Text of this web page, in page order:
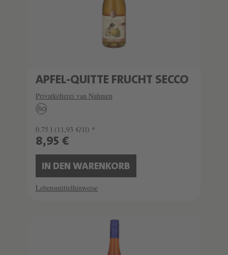
APFEL-QUITTE FRUCHT SECCO
Privatkelterei van Nahmen
0.75 l (11,93 €/1l) *
8,95 €
IN DEN WARENKORB
Lebensmittelhinweise